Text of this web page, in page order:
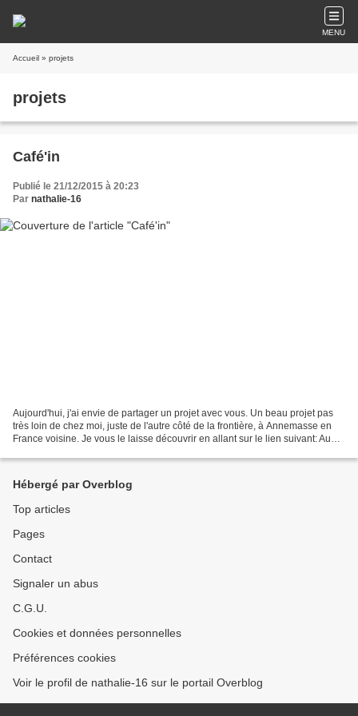
MENU
Accueil » projets
projets
Café'in
Publié le 21/12/2015 à 20:23
Par nathalie-16
Aujourd'hui, j'ai envie de partager un projet avec vous. Un beau projet pas
très loin de chez moi, juste de l'autre côté de la frontière, à Annemasse en
France voisine. Je vous le laisse découvrir en allant sur le lien suivant: Au
Hébergé par Overblog
Top articles
Pages
Contact
Signaler un abus
C.G.U.
Cookies et données personnelles
Préférences cookies
Voir le profil de nathalie-16 sur le portail Overblog